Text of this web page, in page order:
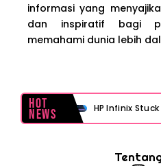
informasi yang
dan inspiratif bagi
memahami dunia lebih
Hot
News